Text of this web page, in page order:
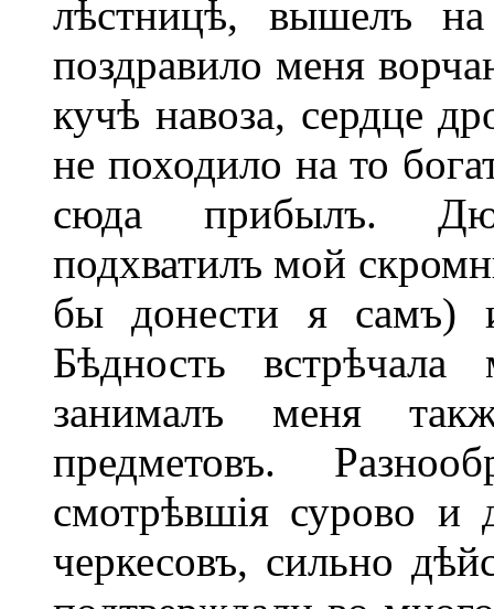
лѣстницѣ, вышелъ
поздравило меня
кучѣ навоза, сердце
не походило на то
сюда прибылъ.
подхватилъ мой
бы донести я самъ)
Бѣдность
занималъ меня
предметовъ.
смотрѣвшія сурово и
черкесовъ, сильно